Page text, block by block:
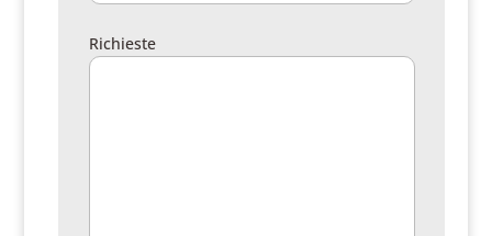
Richieste